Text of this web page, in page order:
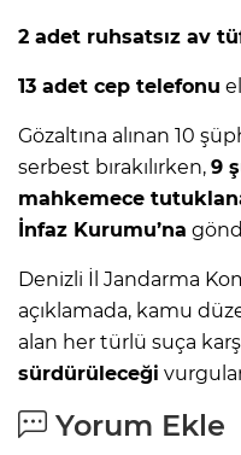
2 adet ruhsatsız av
13 adet cep telefonu
Gözaltına alınan 10
serbest bırakılırken, 9
mahkemece
İnfaz Kurumu’na
Denizli İl Jandarma
açıklamada, kamu
alan her türlü suça
sürdürüleceği
Yorum Ekle